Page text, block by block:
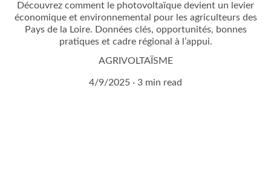
Découvrez comment le photovoltaïque devient un levier
économique et environnemental pour les agriculteurs des
Pays de la Loire. Données clés, opportunités, bonnes
pratiques et cadre régional à l’appui.
AGRIVOLTAÏSME
4/9/2025 3 min read